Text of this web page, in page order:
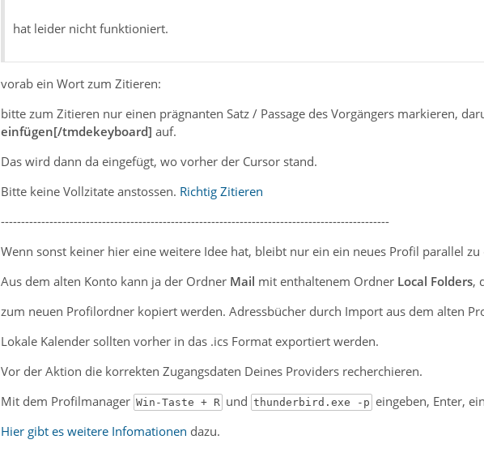
hat leider nicht funktioniert.
vorab ein Wort zum Zitieren:
bitte zum Zitieren nur einen prägnanten Satz / Passage des Vorgängers markieren,
einfügen[/tmdekeyboard] auf.
Das wird dann da eingefügt, wo vorher der Cursor stand.
Bitte keine Vollzitate anstossen. Richtig Zitieren
------------------------------------------------------------------------------------------------
Wenn sonst keiner hier eine weitere Idee hat, bleibt nur ein ein neues Profil parallel
Aus dem alten Konto kann ja der Ordner Mail mit enthaltenem Ordner Local Folders,
zum neuen Profilordner kopiert werden. Adressbücher durch Import aus dem alten
Lokale Kalender sollten vorher in das .ics Format exportiert werden.
Vor der Aktion die korrekten Zugangsdaten Deines Providers recherchieren.
Mit dem Profilmanager Win-Taste + R und thunderbird.exe -p eingeben, Enter,
Hier gibt es weitere Infomationen dazu.